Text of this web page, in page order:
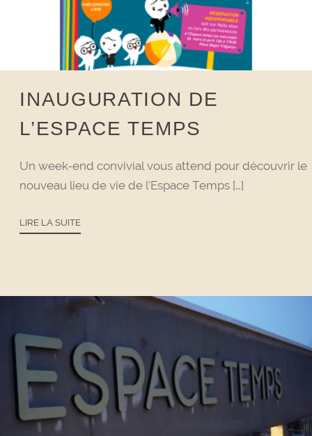
INAUGURATION DE
L’ESPACE TEMPS
Un week-end convivial vous attend pour découvrir le
nouveau lieu de vie de l’Espace Temps […]
LIRE LA SUITE